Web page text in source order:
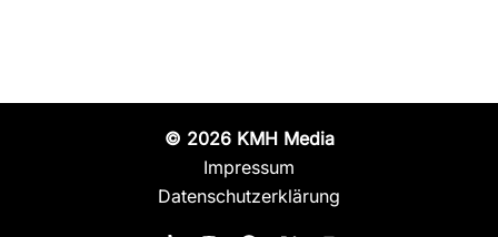
© 2026 KMH Media
Impressum
Datenschutzerklärung